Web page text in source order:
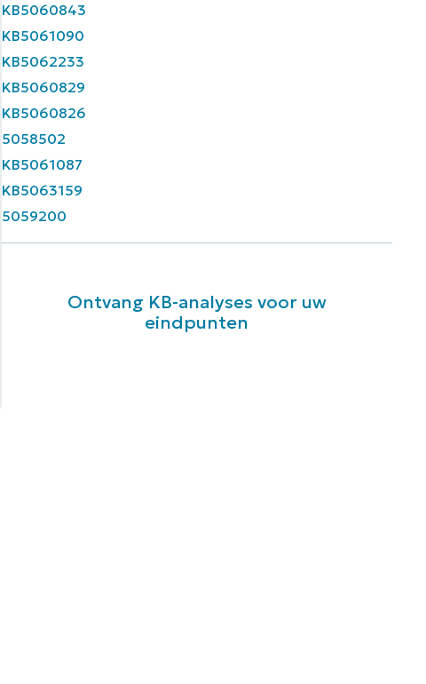
KB5060843
KB5061090
KB5062233
KB5060829
KB5060826
5058502
KB5061087
KB5063159
5059200
Ontvang KB-analyses voor uw
eindpunten